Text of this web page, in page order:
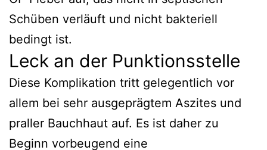
Schüben verläuft und nicht bakteriell
bedingt ist.
Leck an der Punktionsstelle
Diese Komplikation tritt gelegentlich vor
allem bei sehr ausgeprägtem Aszites und
praller Bauchhaut auf. Es ist daher zu
Beginn vorbeugend eine